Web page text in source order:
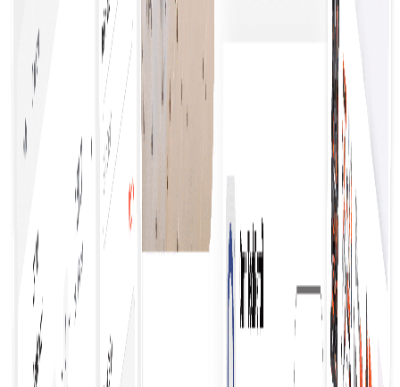
Konsistente Geschäftsregeln
Sie sorgen für eine einheitliche Entscheidungsfindung,
verbessern die Einhaltung von Vorschriften und
rationalisieren Prozesse, was zu mehr Effizienz und
weniger Fehlern führt.
Finden Sie Ihren Geschäftsbedarf
Um die besten Produkte und Dienstleistungen zu
finden, müssen Sie gründlich recherchieren, Optionen
vergleichen, Bewertungen lesen und Empfehlungen
einholen, um Qualität, Wert und Zufriedenheit bei
Ihrer Wahl sicherzustellen.